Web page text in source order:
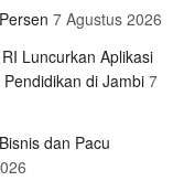
7 Agustus 2026
Luncurkan Aplikasi
di Jambi 7
dan Pacu